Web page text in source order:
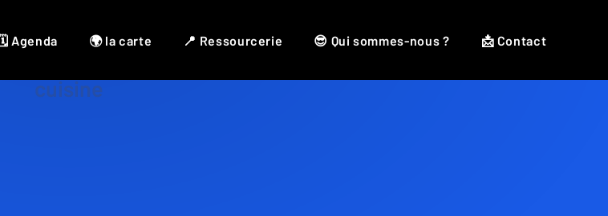
🗓 Agenda 🌍 la carte 📍 Ressourcerie 😎 Qui sommes-nous ? 📩 Contact
cuisine